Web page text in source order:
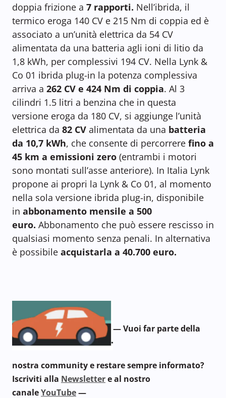
doppia frizione a 7 rapporti. Nell’ibrida, il
termico eroga 140 CV e 215 Nm di coppia ed è
associato a un’unità elettrica da 54 CV
alimentata da una batteria agli ioni di litio da
1,8 kWh, per complessivi 194 CV. Nella Lynk &
Co 01 ibrida plug-in la potenza complessiva
arriva a 262 CV e 424 Nm di coppia. Al 3
cilindri 1.5 litri a benzina che in questa
versione eroga da 180 CV, si aggiunge l’unità
elettrica da 82 CV alimentata da una batteria
da 10,7 kWh, che consente di percorrere fino a
45 km a emissioni zero (entrambi i motori
sono montati sull’asse anteriore). In Italia Lynk
propone ai propri la Lynk & Co 01, al momento
nella sola versione ibrida plug-in, disponibile
in abbonamento mensile a 500
euro. Abbonamento che può essere rescisso in
qualsiasi momento senza penali. In alternativa
è possibile acquistarla a 40.700 euro.
— Vuoi far parte della
nostra community e restare sempre informato?
Iscriviti alla Newslettere al nostro
canaleYouTube—